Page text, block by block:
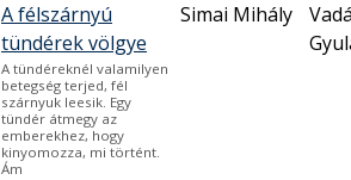
A félszárnyú
tündérek völgye
A tündéreknél valamilyen
betegség terjed, fél
szárnyuk leesik. Egy
tündér átmegy az
emberekhez, hogy
kinyomozza, mi történt.
Ám
Simai Mihály